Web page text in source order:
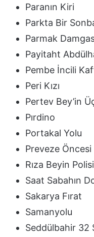
Paranın Kiri
Parkta Bir
Parmak
Payitaht
Pembe İncili
Peri Kızı
Pertev Bey’in
Pırdino
Portakal Yolu
Preveze Öncesi
Rıza Beyin
Saat Sabahın
Sakarya Fırat
Samanyolu
Seddülbahir 32